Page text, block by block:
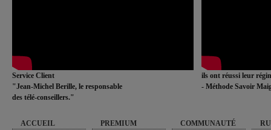
Service Client
"Jean-Michel Berille, le responsable
des télé-conseillers."
ils ont réussi leur
- Méthode Savoir
ACCUEIL PREMIUM COMMUNAUTÉ